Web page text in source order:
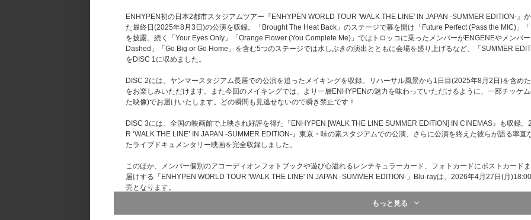
ENHYPEN初の日本2都市スタジアムツアー『ENHYPEN WORLD TOUR 'WALK THE LINE' IN JAPAN -SUMMER EDITION-』
た最終日(2025年8月3日)の公演を収録。「Brought The Heat Back」のステージで幕を開け「Future Perfect (Pass the MIC)」
を披露。続く「Your Eyes Only」「Orange Flower (You Complete Me)」ではトロッコに乗ったメンバーがENGENEやメンバ
Dashed」「Go Big or Go Home」を含む5つのステージでは水しぶきの演出とともに会場を盛り上げるなど、「SUMMER
をDISC 1に収めました。
DISC 2には、ヤンマースタジアム長居での公演を追ったメイキングを収録。リハーサル風景から1日目(2025年8月2日)を含め
をお楽しみいただけます。また今回のメイキングでは、より一層ENHYPENの魅力を味わっていただけるように、一部チッケ
た映像)でお届けいたします。どの瞬間も見逃せないので瞬き禁止です！
DISC 3には、全国の映画館で上映され好評を得た『ENHYPEN [WALK THE LINE SUMMER EDITION] IN CINEMAS』も収録
R ‘WALK THE LINE’ IN JAPAN -SUMMER EDITION-』東京・味の素スタジアムでの公演、さらに公演を終えた彼らが語る率
たライブドキュメンタリー映画を完全収録しました。
このほか、メンバー個別のアコーディオンフォトブックや遊び心溢れるレンチキュラーカード、フォトカードにポストカード
届けする「ENHYPEN WORLD TOUR 'WALK THE LINE' IN JAPAN -SUMMER EDITION-」Blu-rayは、2026年4月27日(月
売となります。
もっと見る